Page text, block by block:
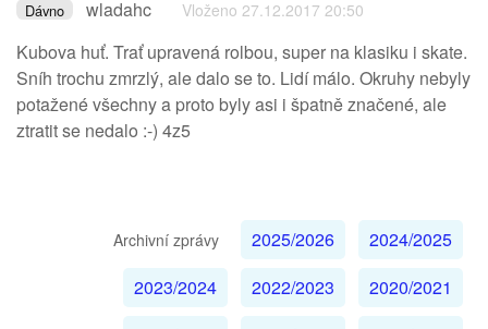
Dávno wladahc Vloženo 27.12.2017 20:50
Kubova huť. Trať upravená rolbou, super na klasiku i skate.
Sníh trochu zmrzlý, ale dalo se to. Lidí málo. Okruhy nebyly
potažené všechny a proto byly asi i špatně značené, ale
ztratit se nedalo :-) 4z5
Archivní zprávy 2025/2026
2024/2025
2023/2024
2022/2023
2020/2021